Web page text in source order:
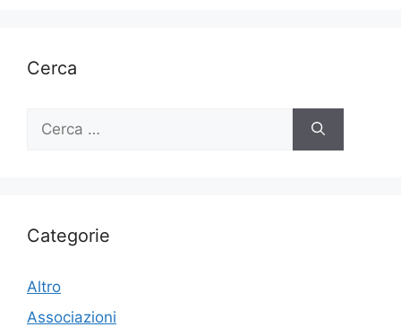
Cerca
Ricerca
Categorie
Altro
Associazioni